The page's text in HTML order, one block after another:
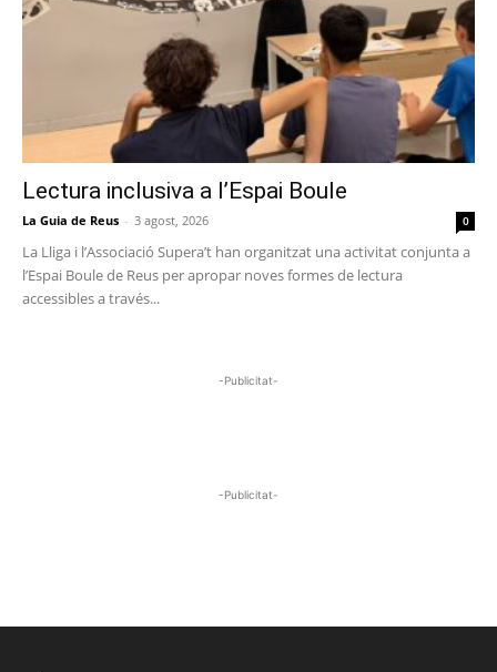
Lectura inclusiva a l’Espai Boule
La Guia de Reus - 3 agost, 2026 0
La Lliga i l’Associació Supera’t han organitzat una activitat conjunta a
l’Espai Boule de Reus per apropar noves formes de lectura
accessibles a través...
-Publicitat-
-Publicitat-